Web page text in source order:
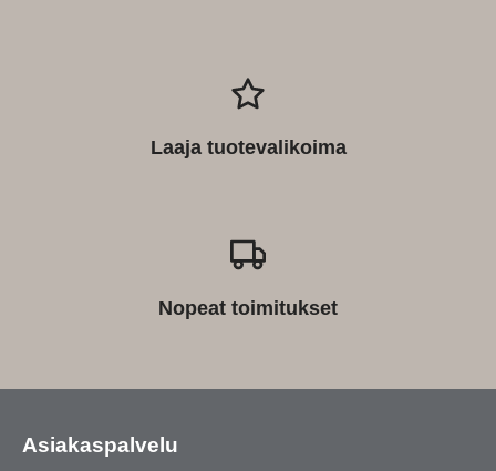
Laaja tuotevalikoima
Nopeat toimitukset
Asiakaspalvelu